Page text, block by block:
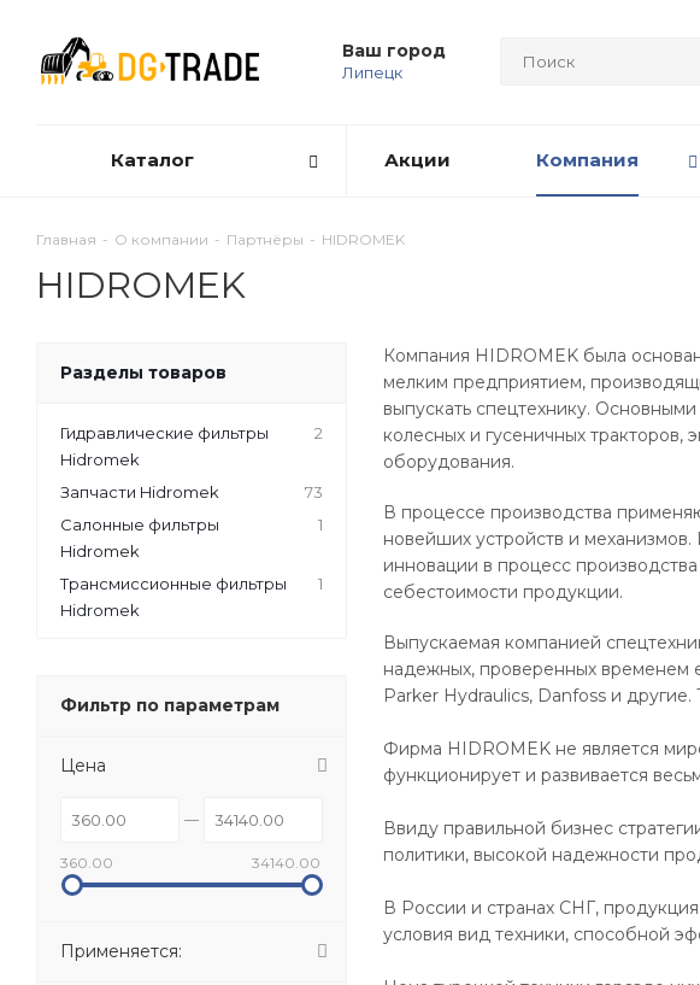
Ваш город
Липецк
Каталог Акции Компания
Главная - О компании - Партнёры - HIDROMEK
HIDROMEK
Компания HIDROMEK была
мелким предприятием,
выпускать спецтехнику.
колесных и гусеничных тракторов,
оборудования.
В процессе производства
новейших устройств и
инновации в процесс
себестоимости продукции.
Выпускаемая компанией
надежных, проверенных временем
Parker Hydraulics, Danfoss и другие.
Фирма HIDROMEK не является
функционирует и развивается
Ввиду правильной бизнес
политики, высокой надежности
В России и странах СНГ,
условия вид техники, способной
Разделы товаров
Гидравлические фильтры
Hidromek
2
Запчасти Hidromek
73
Салонные фильтры
Hidromek
1
Трансмиссионные фильтры
Hidromek
1
Фильтр по параметрам
Цена
360.00 34140.00
Применяется: